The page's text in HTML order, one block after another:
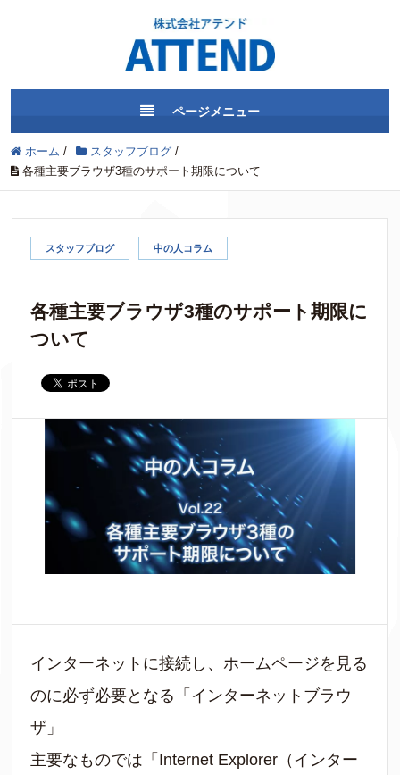
ページメニュー
ホーム / スタッフブログ /
各種主要ブラウザ3種のサポート期限について
スタッフブログ 中の人コラム
各種主要ブラウザ3種のサポート期限に
ついて
インターネットに接続し、ホームページを見る
のに必ず必要となる「インターネットブラウ
ザ」
主要なものでは「Internet Explorer（インター